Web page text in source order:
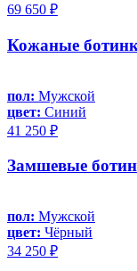
69 650 ₽
Кожаные
пол: Мужской
цвет: Синий
41 250 ₽
Замшевые
пол: Мужской
цвет: Чёрный
34 250 ₽